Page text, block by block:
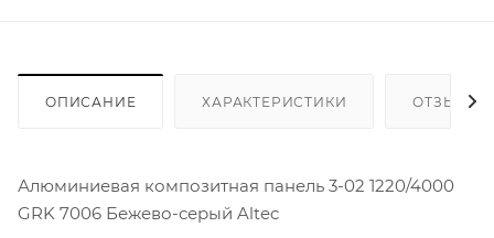
ОПИСАНИЕ ХАРАКТЕРИСТИКИ ОТЗЫВЫ
Алюминиевая композитная панель 3-02 1220/4000
GRK 7006 Бежево-серый Altec